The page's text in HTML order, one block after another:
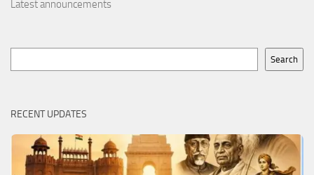
Latest announcements
Search
RECENT UPDATES